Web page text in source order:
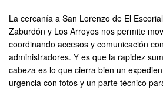
La cercanía a San Lorenzo de El
Zaburdón y Los Arroyos nos permite
coordinando accesos y comunicación
administradores. Y es que la rapidez
cabeza es lo que cierra bien un
urgencia con fotos y un parte técnico